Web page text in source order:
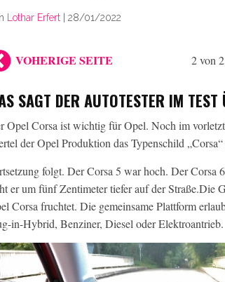
Lothar Erfert 28/01/2022
VOHERIGE SEITE 2 von 2
SAGT DER AUTOTESTER IM
Opel Corsa ist wichtig für Opel. Noch im
der Opel Produktion das Typenschild
folgt. Der Corsa 5 war hoch. Der Corsa
er um fünf Zentimeter tiefer auf der Straße.Die
Corsa fruchtet. Die gemeinsame Plattform
in-Hybrid, Benziner, Diesel oder Elektroantrieb.